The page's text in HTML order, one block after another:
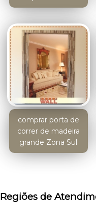
comprar porta de
correr de madeira
grande Zona Sul
Regiões de